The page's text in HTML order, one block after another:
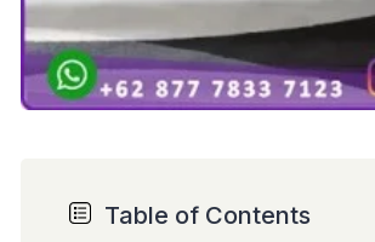
Table of Contents